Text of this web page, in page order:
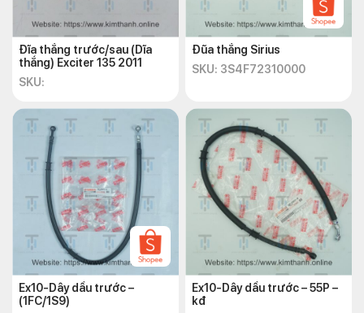
Đĩa thắng trước/sau (Dĩa
thắng) Exciter 135 2011
SKU:
Đũa thắng Sirius
SKU: 3S4F72310000
Ex10-Dây dầu trước –
(1FC/1S9)
Ex10-Dây dầu trước – 55P –
kđ